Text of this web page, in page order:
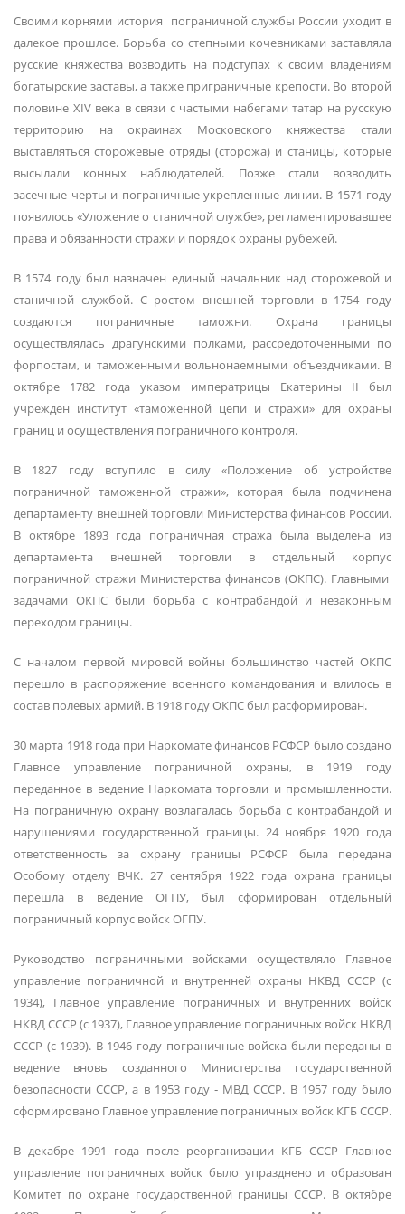
Своими корнями история пограничной службы России уходит в
далекое прошлое. Борьба со степными кочевниками заставляла
русские княжества возводить на подступах к своим владениям
богатырские заставы, а также приграничные крепости. Во второй
половине XIV века в связи с частыми набегами татар на русскую
территорию на окраинах Московского княжества стали
выставляться сторожевые отряды (сторожа) и станицы, которые
высылали конных наблюдателей. Позже стали возводить
засечные черты и пограничные укрепленные линии. В 1571 году
появилось «Уложение о станичной службе», регламентировавшее
права и обязанности стражи и порядок охраны рубежей.
В 1574 году был назначен единый начальник над сторожевой и
станичной службой. С ростом внешней торговли в 1754 году
создаются пограничные таможни. Охрана границы
осуществлялась драгунскими полками, рассредоточенными по
форпостам, и таможенными вольнонаемными объездчиками. В
октябре 1782 года указом императрицы Екатерины II был
учрежден институт «таможенной цепи и стражи» для охраны
границ и осуществления пограничного контроля.
В 1827 году вступило в силу «Положение об устройстве
пограничной таможенной стражи», которая была подчинена
департаменту внешней торговли Министерства финансов России.
В октябре 1893 года пограничная стража была выделена из
департамента внешней торговли в отдельный корпус
пограничной стражи Министерства финансов (ОКПС). Главными
задачами ОКПС были борьба с контрабандой и незаконным
переходом границы.
С началом первой мировой войны большинство частей ОКПС
перешло в распоряжение военного командования и влилось в
состав полевых армий. В 1918 году ОКПС был расформирован.
30 марта 1918 года при Наркомате финансов РСФСР было создано
Главное управление пограничной охраны, в 1919 году
переданное в ведение Наркомата торговли и промышленности.
На пограничную охрану возлагалась борьба с контрабандой и
нарушениями государственной границы. 24 ноября 1920 года
ответственность за охрану границы РСФСР была передана
Особому отделу ВЧК. 27 сентября 1922 года охрана границы
перешла в ведение ОГПУ, был сформирован отдельный
пограничный корпус войск ОГПУ.
Руководство пограничными войсками осуществляло Главное
управление пограничной и внутренней охраны НКВД СССР (с
1934), Главное управление пограничных и внутренних войск
НКВД СССР (с 1937), Главное управление пограничных войск НКВД
СССР (с 1939). В 1946 году пограничные войска были переданы в
ведение вновь созданного Министерства государственной
безопасности СССР, а в 1953 году ‑ МВД СССР. В 1957 году было
сформировано Главное управление пограничных войск КГБ СССР.
В декабре 1991 года после реорганизации КГБ СССР Главное
управление пограничных войск было упразднено и образован
Комитет по охране государственной границы СССР. В октябре